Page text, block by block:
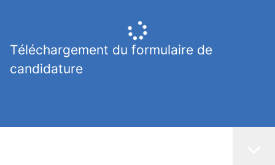
Téléchargement du formulaire de
candidature